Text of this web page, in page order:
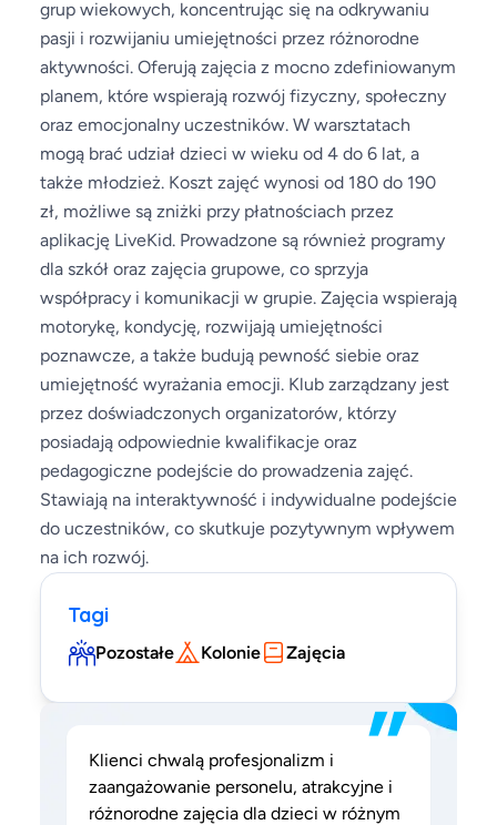
grup wiekowych, koncentrując się na odkrywaniu
pasji i rozwijaniu umiejętności przez różnorodne
aktywności. Oferują zajęcia z mocno zdefiniowanym
planem, które wspierają rozwój fizyczny, społeczny
oraz emocjonalny uczestników. W warsztatach
mogą brać udział dzieci w wieku od 4 do 6 lat, a
także młodzież. Koszt zajęć wynosi od 180 do 190
zł, możliwe są zniżki przy płatnościach przez
aplikację LiveKid. Prowadzone są również programy
dla szkół oraz zajęcia grupowe, co sprzyja
współpracy i komunikacji w grupie. Zajęcia wspierają
motorykę, kondycję, rozwijają umiejętności
poznawcze, a także budują pewność siebie oraz
umiejętność wyrażania emocji. Klub zarządzany jest
przez doświadczonych organizatorów, którzy
posiadają odpowiednie kwalifikacje oraz
pedagogiczne podejście do prowadzenia zajęć.
Stawiają na interaktywność i indywidualne podejście
do uczestników, co skutkuje pozytywnym wpływem
na ich rozwój.
Tagi
Pozostałe Kolonie Zajęcia
”
Klienci chwalą profesjonalizm i
zaangażowanie personelu, atrakcyjne i
różnorodne zajęcia dla dzieci w różnym